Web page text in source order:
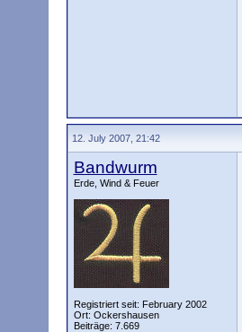
12. July 2007, 21:42
Bandwurm
Erde, Wind & Feuer
Registriert seit: February 2002
Ort: Ockershausen
Beiträge: 7.669